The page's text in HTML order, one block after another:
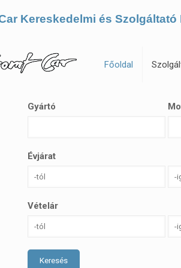
Kereskedelmi és Szolgáltató
Főoldal
Gyártó
Évjárat
Vételár
Keresés